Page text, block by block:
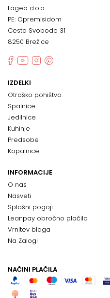
Lagea d.o.o.
PE: Opremisidom
Cesta Svobode 31
8250 Brežice
IZDELKI
Otroško pohištvo
Spalnice
Jedilnice
Kuhinje
Predsobe
Kopalnice
INFORMACIJE
O nas
Nasveti
Splošni pogoji
Leanpay obročno plačilo
Vrnitev blaga
Na Zalogi
NAČINI PLAČILA